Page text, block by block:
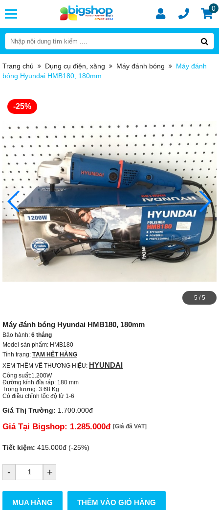
0
Trang chủ Dụng cụ điện, xăng Máy đánh bóng
Máy đánh
bóng Hyundai HMB180, 180mm
-25%
1 /5
Máy đánh bóng Hyundai HMB180, 180mm
Bảo hành: 6 tháng
Model sản phẩm: HMB180
Tình trạng: TẠM HẾT HÀNG
XEM THÊM VỀ THƯƠNG HIỆU: HYUNDAI
Công suất:1.200W
Đường kính đĩa ráp: 180 mm
Trọng lượng: 3.68 Kg
Có điều chỉnh tốc độ từ 1-6
Giá Thị Trường: 1.700.000đ
Giá Tại Bigshop: 1.285.000đ [Giá đã VAT]
Tiết kiệm: 415.000đ (-25%)
- +
MUA HÀNG THÊM VÀO GIỎ HÀNG